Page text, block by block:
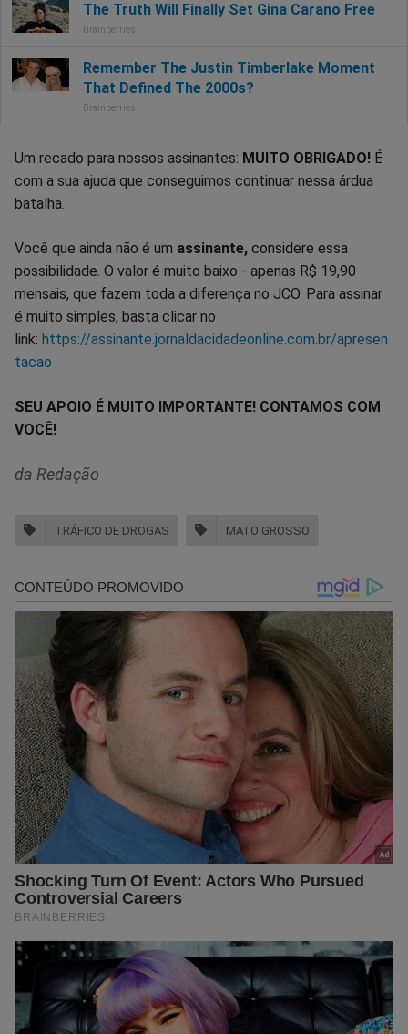
Um recado para nossos assinantes: MUITO OBRIGADO! É
com a sua ajuda que conseguimos continuar nessa árdua
batalha.
Você que ainda não é um assinante, considere essa
possibilidade. O valor é muito baixo - apenas R$ 19,90
mensais, que fazem toda a diferença no JCO. Para assinar
é muito simples, basta clicar no
link: https://assinante.jornaldacidadeonline.com.br/apresen
tacao
SEU APOIO É MUITO IMPORTANTE! CONTAMOS COM
VOCÊ!
da Redação
TRÁFICO DE DROGAS MATO GROSSO